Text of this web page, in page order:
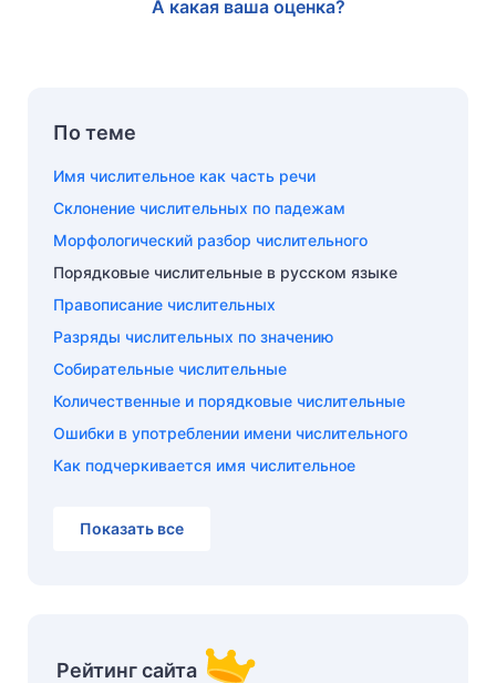
А какая ваша оценка?
По теме
Имя числительное как часть речи
Склонение числительных по падежам
Морфологический разбор числительного
Порядковые числительные в русском языке
Правописание числительных
Разряды числительных по значению
Собирательные числительные
Количественные и порядковые числительные
Ошибки в употреблении имени числительного
Как подчеркивается имя числительное
Показать все
Рейтинг сайта